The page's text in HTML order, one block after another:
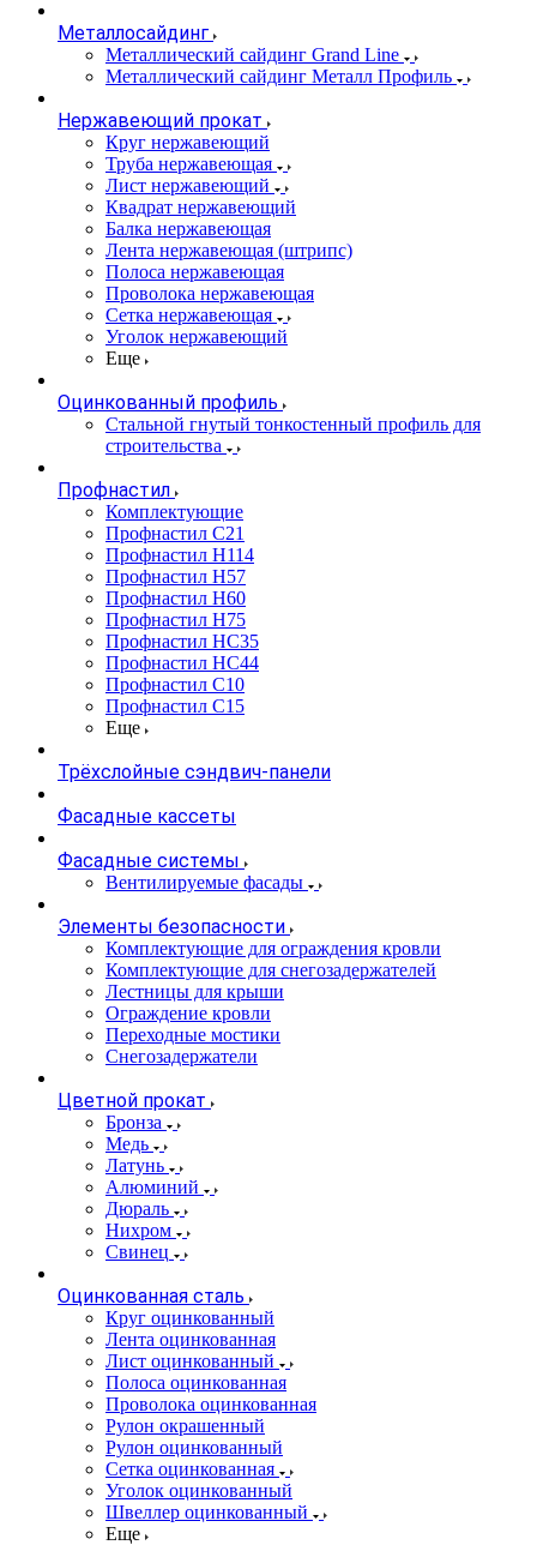
Металлосайдинг
Металлический сайдинг Grand Line
Металлический сайдинг Металл Профиль
Нержавеющий прокат
Круг нержавеющий
Труба нержавеющая
Лист нержавеющий
Квадрат нержавеющий
Балка нержавеющая
Лента нержавеющая (штрипс)
Полоса нержавеющая
Проволока нержавеющая
Сетка нержавеющая
Уголок нержавеющий
Еще
Оцинкованный профиль
Стальной гнутый тонкостенный профиль для
строительства
Профнастил
Комплектующие
Профнастил C21
Профнастил Н114
Профнастил Н57
Профнастил Н60
Профнастил Н75
Профнастил НС35
Профнастил НС44
Профнастил С10
Профнастил С15
Еще
Трёхслойные сэндвич-панели
Фасадные кассеты
Фасадные системы
Вентилируемые фасады
Элементы безопасности
Комплектующие для ограждения кровли
Комплектующие для снегозадержателей
Лестницы для крыши
Ограждение кровли
Переходные мостики
Снегозадержатели
Цветной прокат
Бронза
Медь
Латунь
Алюминий
Дюраль
Нихром
Свинец
Оцинкованная сталь
Круг оцинкованный
Лента оцинкованная
Лист оцинкованный
Полоса оцинкованная
Проволока оцинкованная
Рулон окрашенный
Рулон оцинкованный
Сетка оцинкованная
Уголок оцинкованный
Швеллер оцинкованный
Еще